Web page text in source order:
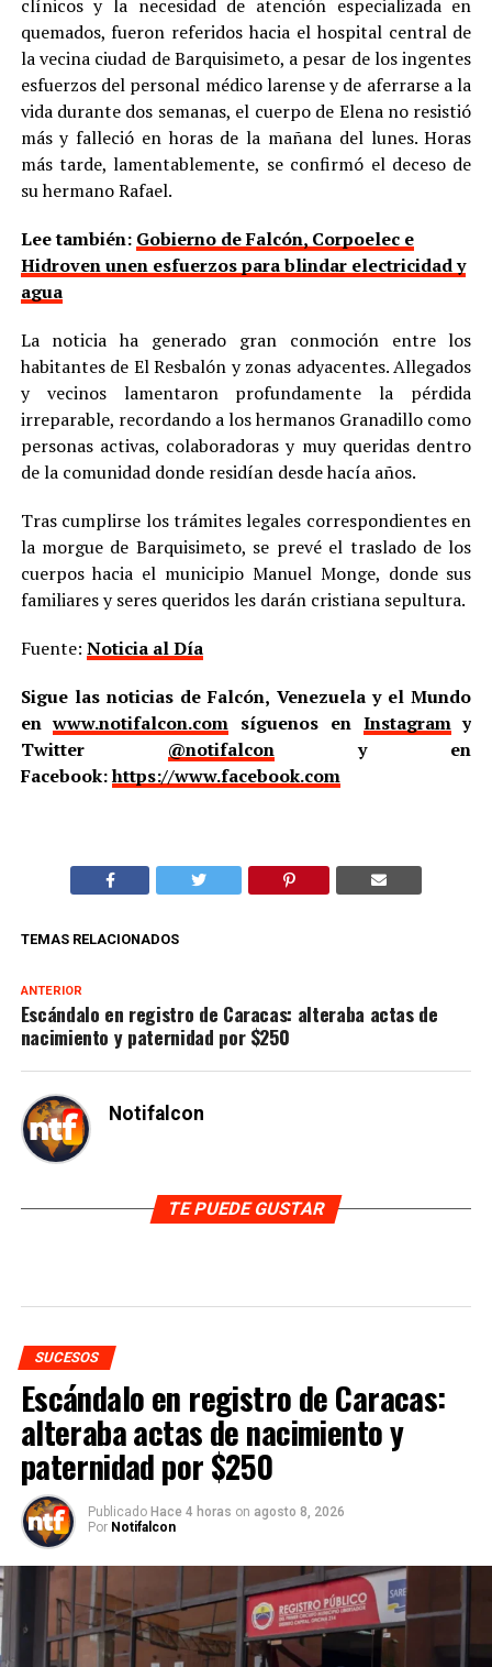
clínicos y la necesidad de atención especializada en
quemados, fueron referidos hacia el hospital central de
la vecina ciudad de Barquisimeto, a pesar de los ingentes
esfuerzos del personal médico larense y de aferrarse a la
vida durante dos semanas, el cuerpo de Elena no resistió
más y falleció en horas de la mañana del lunes. Horas
más tarde, lamentablemente, se confirmó el deceso de
su hermano Rafael.
Lee también: Gobierno de Falcón, Corpoelec e
Hidroven unen esfuerzos para blindar electricidad y
agua
La noticia ha generado gran conmoción entre los
habitantes de El Resbalón y zonas adyacentes. Allegados
y vecinos lamentaron profundamente la pérdida
irreparable, recordando a los hermanos Granadillo como
personas activas, colaboradoras y muy queridas dentro
de la comunidad donde residían desde hacía años.
Tras cumplirse los trámites legales correspondientes en
la morgue de Barquisimeto, se prevé el traslado de los
cuerpos hacia el municipio Manuel Monge, donde sus
familiares y seres queridos les darán cristiana sepultura.
Fuente: Noticia al Día
Sigue las noticias de Falcón, Venezuela y el Mundo
enwww.notifalcon.com síguenos en Instagramy
Twitter @notifalcony en
Facebook:https://www.facebook.com
TEMAS RELACIONADOS
ANTERIOR
Escándalo en registro de Caracas: alteraba actas de
nacimiento y paternidad por $250
Notifalcon
TE PUEDE GUSTAR
SUCESOS
Escándalo en registro de Caracas:
alteraba actas de nacimiento y
paternidad por $250
Publicado Hace 4 horas on agosto 8, 2026
Por Notifalcon